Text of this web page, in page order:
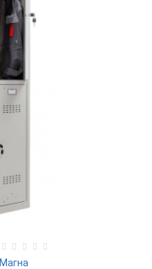
Магна